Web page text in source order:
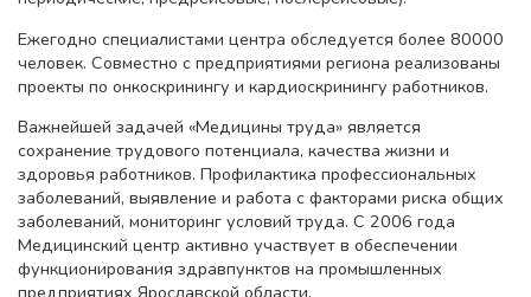
Ежегодно специалистами центра обследуется более 80000
человек. Совместно с предприятиями региона реализованы
проекты по онкоскринингу и кардиоскринингу работников.
Важнейшей задачей «Медицины труда» является
сохранение трудового потенциала, качества жизни и
здоровья работников. Профилактика профессиональных
заболеваний, выявление и работа с факторами риска общих
заболеваний, мониторинг условий труда. С 2006 года
Медицинский центр активно участвует в обеспечении
функционирования здравпунктов на промышленных
предприятиях Ярославской области.